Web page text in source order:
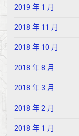
2019 年 1 月
2018 年 11 月
2018 年 10 月
2018 年 8 月
2018 年 3 月
2018 年 2 月
2018 年 1 月